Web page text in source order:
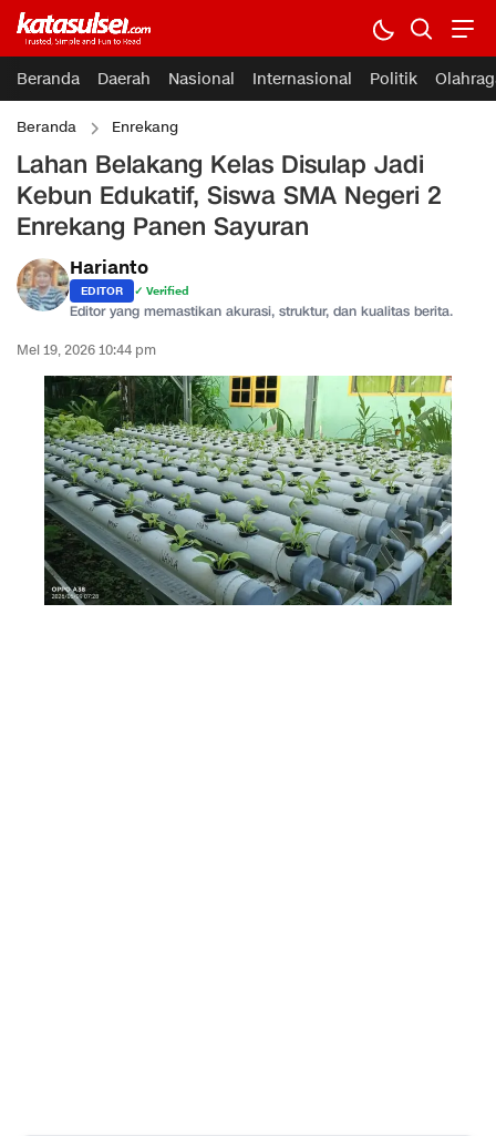
Beranda Daerah Nasional Internasional Politik
Beranda Enrekang
Lahan Belakang Kelas Disulap Jadi
Kebun Edukatif, Siswa SMA Negeri 2
Enrekang Panen Sayuran
Harianto
EDITOR ✓ Verified
Editor yang memastikan akurasi, struktur, dan kualitas berita.
Mei 19, 2026 10:44 pm